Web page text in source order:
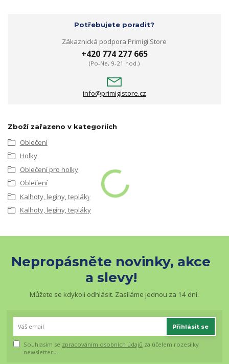
Potřebujete poradit?
Zákaznická podpora Primigi Store
+420 774 277 665
(Po-Ne, 9-21 hod.)
info@primigistore.cz
Zboží zařazeno v kategoriích
Oblečení
Holky
Oblečení pro holky
Oblečení
Kalhoty, legíny, tepláky
Kalhoty, legíny, tepláky
Nepropásněte novinky, akce
a slevy!
Můžete se kdykoli odhlásit. Zasíláme jednou za 14 dní.
Přihlásit se
Souhlasím se zpracováním osobních údajů za účelem rozesílky
newsletteru.